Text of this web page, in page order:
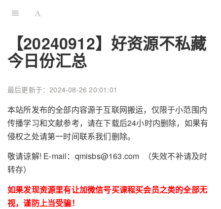
【20240912】好资源不私藏
今日份汇总
最后更新于：2024-08-26 20:01:01
本站所发布的全部内容源于互联网搬运，仅限于小范围内
传播学习和文献参考，请在下载后24小时内删除，如果有
侵权之处请第一时间联系我们删除。
敬请谅解! E-mail：qmisbs@163.com （失效不补请及时
转存）
如果发现资源里有让加微信号买课程买会员之类的全部无
视，谨防上当受骗！